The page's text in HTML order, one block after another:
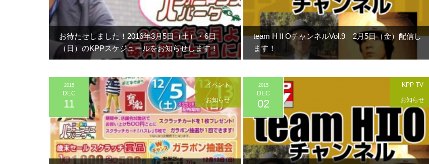
お待たせしました！2016年3月5日（土）・6日
（日）のKPPスケジュールをお知らせします！
team HⅡOチャンネルVol.9 2月5日（金）配信し
ます！
2015
DEC
11
イベント
お知らせ
2015
DEC
02
KPP-TV
お知らせ